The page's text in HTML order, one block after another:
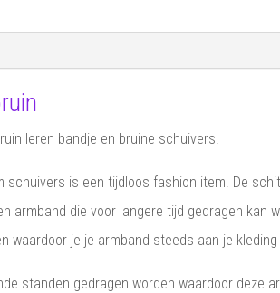
leren bandje en bruine schuivers.
schuivers is een tijdloos fashion item. De
armband die voor langere tijd gedragen kan
waardoor je je armband steeds aan je
standen gedragen worden waardoor deze